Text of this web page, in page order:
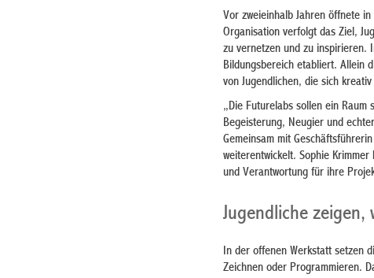
Vor zweieinhalb Jahren öffnete
Organisation verfolgt das Ziel,
zu vernetzen und zu inspirieren.
Bildungsbereich etabliert. Allein
von Jugendlichen, die sich
„Die Futurelabs sollen ein
Begeisterung, Neugier und
Gemeinsam mit
weiterentwickelt. Sophie
und Verantwortung für ihre
Jugendliche zeigen,
In der offenen Werkstatt setzen
Zeichnen oder Programmieren.